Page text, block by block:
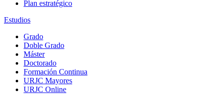
Plan estratégico
Estudios
Grado
Doble Grado
Máster
Doctorado
Formación Continua
URJC Mayores
URJC Online